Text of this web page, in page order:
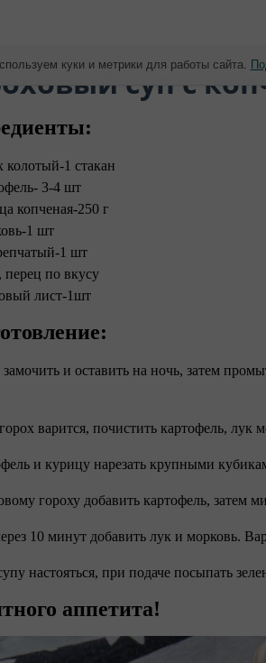
суп с
колотый-1 стакан
3-4 шт
копченая-250 г
1 шт
1 шт
перец по вкусу
лист-1шт
замочить и оставить на ночь, затем
варится, почистить картофель, лук
и курицу нарезать крупными
гороху добавить картофель, затем
10 минут добавить лук и морковь.
настояться, при подаче посыпать
аппетита!
куки и метрики для работы сайта.